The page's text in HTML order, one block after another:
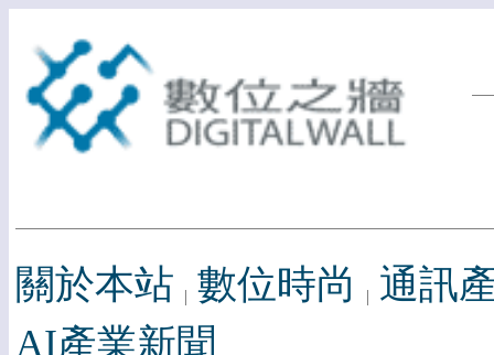
關於本站 數位時尚
通訊
AI產業新聞